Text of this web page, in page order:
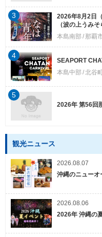
2026年8月2日
（波の上うみそ
本島南部
那覇
3
SEAPORT
本島中部 北谷
4
2026年 第56回
5
観光ニュース
2026.08.07
沖縄のニューオ
2026.08.06
2026年 沖縄の